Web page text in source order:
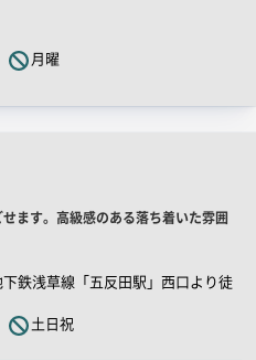
月曜
ます。高級感のある落ち着いた雰囲
鉄浅草線「五反田駅」西口より徒
土日祝